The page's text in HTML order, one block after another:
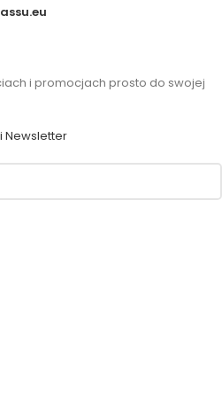
i promocjach prosto do swojej
Newsletter